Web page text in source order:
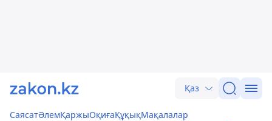
Қаз
СаясатӘлемҚаржыОқиғаҚұқықМақалалар